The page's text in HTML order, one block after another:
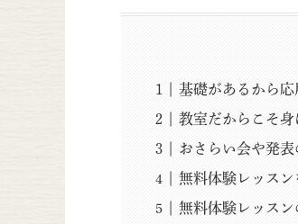
基礎があるから応
教室だからこそ身
おさらい会や発
無料体験レッス
無料体験レッス